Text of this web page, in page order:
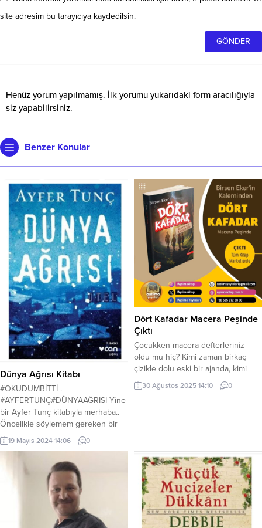
site adresim bu tarayıcıya kaydedilsin.
Henüz yorum yapılmamış. İlk yorumu yukarıdaki form aracılığıyla
siz yapabilirsiniz.
Benzer Konular
Dünya Ağrısı Kitabı
#OKUDUMBİTTİ .
#AYFERTUNÇ#DÜNYAAĞRISI Yine
bir Ayfer Tunç kitabıyla merhaba..
Öncelikle söylemem gereken bir
şey var ki kitap harika, Albert
Camus’un “Yabancı” kitabıyla
yarışacak düzeyde.. Tunç’un her
eseri gerçekten güzel. Her
okuyuşumda, konuyu yakalayışı,
anlatımının güzelliği, duruluğuna
hayran kalıyorum. İşte kitap
kahramanı Mürşit.. Aslında yaşadığı
19 Mayıs 2024 14:06 0
Dört Kafadar Macera Peşinde
Çıktı
Çocukken macera defterleriniz
oldu mu hiç? Kimi zaman birkaç
çizikle dolu eski bir ajanda, kimi
zaman da hayali bir hazine
haritası… Belki de mahallenizin en
İşte şimdi size, o unutulmaz günleri
yeniden...
30 Ağustos 2025 14:10 0